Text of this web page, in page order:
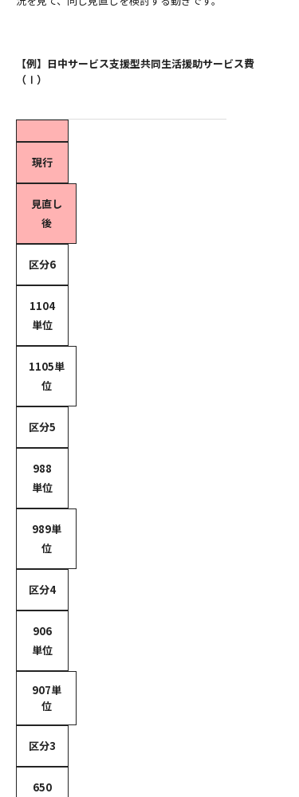
【例】日中サービス支援型共同生活援助サービス費
（Ⅰ）
現行
見直し
後
区分6
1104
単位
1105単
位
区分5
988
単位
989単
位
区分4
906
単位
907単
位
区分3
650